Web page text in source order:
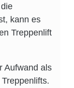
kann es
Treppenlift
Aufwand als